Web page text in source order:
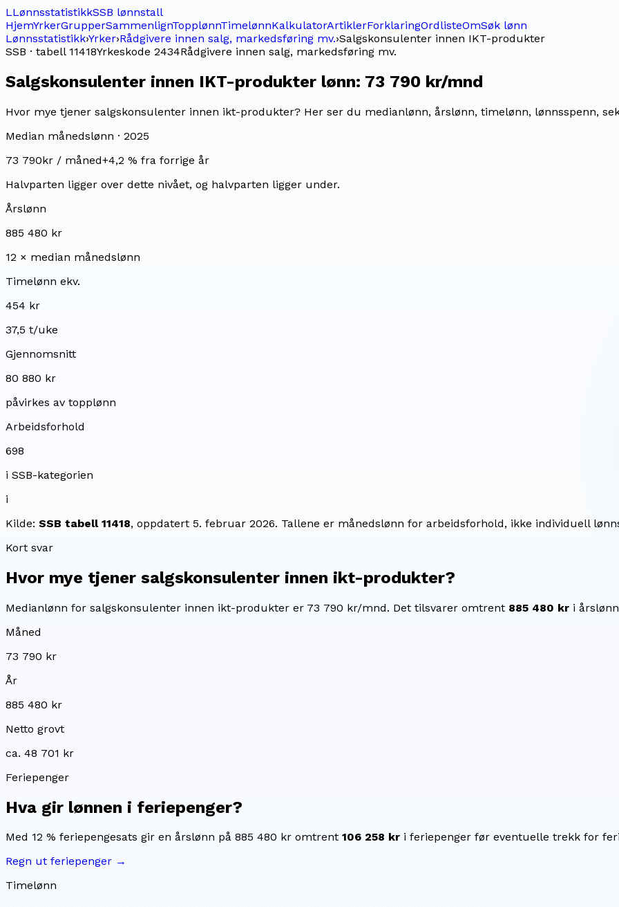
LLønnsstatistikkSSB lønnstall
HjemYrkerGrupperSammenlignTopplønnTimelønnKalkulatorArtiklerForklaringOrdlisteOmSøk lønn
Lønnsstatistikk›Yrker›Rådgivere innen salg, markedsføring mv.›Salgskonsulenter innen IKT-produkter
SSB · tabell 11418Yrkeskode 2434Rådgivere innen salg, markedsføring mv.
Salgskonsulenter innen IKT-produkter lønn: 73 790 kr/mnd
Hvor mye tjener salgskonsulenter innen ikt-produkter? Her ser du medianlønn, årslønn, timelønn, lønnsspenn,
Median månedslønn · 2025
73 790kr / måned+4,2 % fra forrige år
Halvparten ligger over dette nivået, og halvparten ligger under.
Årslønn
885 480 kr
12 × median månedslønn
Timelønn ekv.
454 kr
37,5 t/uke
Gjennomsnitt
80 880 kr
påvirkes av topplønn
Arbeidsforhold
698
i SSB-kategorien
i
Kilde: SSB tabell 11418, oppdatert 5. februar 2026. Tallene er månedslønn for arbeidsforhold, ikke individuell
Kort svar
Hvor mye tjener salgskonsulenter innen ikt-produkter?
Medianlønn for salgskonsulenter innen ikt-produkter er 73 790 kr/mnd. Det tilsvarer omtrent 885 480 kr i
Måned
73 790 kr
År
885 480 kr
Netto grovt
ca. 48 701 kr
Feriepenger
Hva gir lønnen i feriepenger?
Med 12 % feriepengesats gir en årslønn på 885 480 kr omtrent 106 258 kr i feriepenger før eventuelle trekk for
Regn ut feriepenger →
Timelønn